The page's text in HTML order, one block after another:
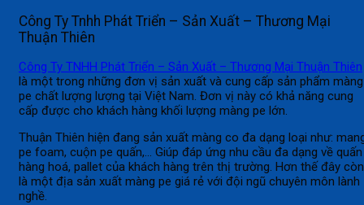
Công Ty Tnhh Phát Triển – Sản Xuất – Thương Mại
Thuận Thiên
Công Ty TNHH Phát Triển – Sản Xuất – Thương Mại Thuận Thiên
là một trong những đơn vị sản xuất và cung cấp sản phẩm màng
pe chất lượng lượng tại Việt Nam. Đơn vị này có khả năng cung
cấp được cho khách hàng khối lượng màng pe lớn.
Thuận Thiên hiện đang sản xuất màng co đa dạng loại như:
pe foam, cuộn pe quấn,… Giúp đáp ứng nhu cầu đa dạng về quấn
hàng hoá, pallet của khách hàng trên thị trường. Hơn thế đây còn
là một địa sản xuất màng pe giá rẻ với đội ngũ chuyên môn lành
nghề.